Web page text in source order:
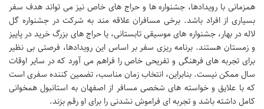
همزمانی با رویدادها، جشنواره ها و حراج های خاص نیز می تواند هدف سفر
بسیاری از افراد باشد. برخی مسافران علاقه مند به شرکت در جشنواره گل
لاله در بهار، جشنواره های موسیقی تابستانی، یا حراج های بزرگ خرید در پاییز
و زمستان هستند. برنامه ریزی سفر بر اساس این رویدادها، فرصتی بی نظیر
برای تجربه های فرهنگی و تفریحی خاص را فراهم می آورد که در سایر اوقات
سال ممکن نیست. بنابراین، انتخاب زمان مناسب، تضمین کننده سفری است
که با علایق و خواسته های شخصی مسافر از اصفهان به استانبول همخوانی
کامل داشته باشد و تجربه ای فراموش نشدنی را برای او رقم بزند.